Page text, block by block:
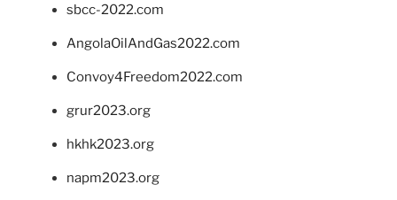
sbcc-2022.com
AngolaOilAndGas2022.com
Convoy4Freedom2022.com
grur2023.org
hkhk2023.org
napm2023.org